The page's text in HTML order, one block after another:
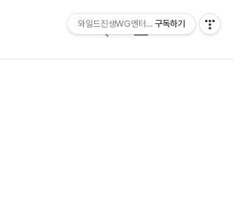
검
메
와일드진생WG엔터테인먼트
구독하기